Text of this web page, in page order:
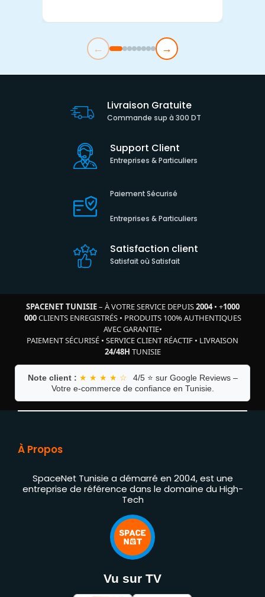
← →
Livraison Gratuite
Commande sup à 300 DT
Support Client
Entreprises & Particuliers
Paiement Sécurisé
Entreprises & Particuliers
Satisfaction client
Satisfait où Satisfait
SPACENET TUNISIE– À VOTRE SERVICE DEPUIS2004• +1000
000CLIENTS ENREGISTRÉS• PRODUITS 100% AUTHENTIQUES
AVEC GARANTIE•
PAIEMENT SÉCURISÉ • SERVICE CLIENT RÉACTIF • LIVRAISON
24/48H TUNISIE
Note client : ★ ★ ★ ★ ☆
4/5 ⭐ sur Google Reviews –
Votre e-commerce de confiance en Tunisie.
À Propos
SpaceNet Tunisie a démarré en 2004, est une
entreprise de référence dans le domaine du High-
Tech
Vu sur TV